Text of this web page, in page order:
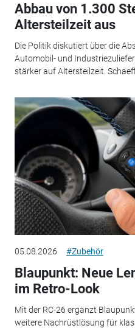
Abbau von 1.300
Altersteilzeit aus
Die Politik diskutiert über die
Automobil- und
stärker auf Altersteilzeit.
05.08.2026 #Zubehör
Blaupunkt: Neue
im Retro-Look
Mit der RC-26 ergänzt
weitere Nachrüstlösung für